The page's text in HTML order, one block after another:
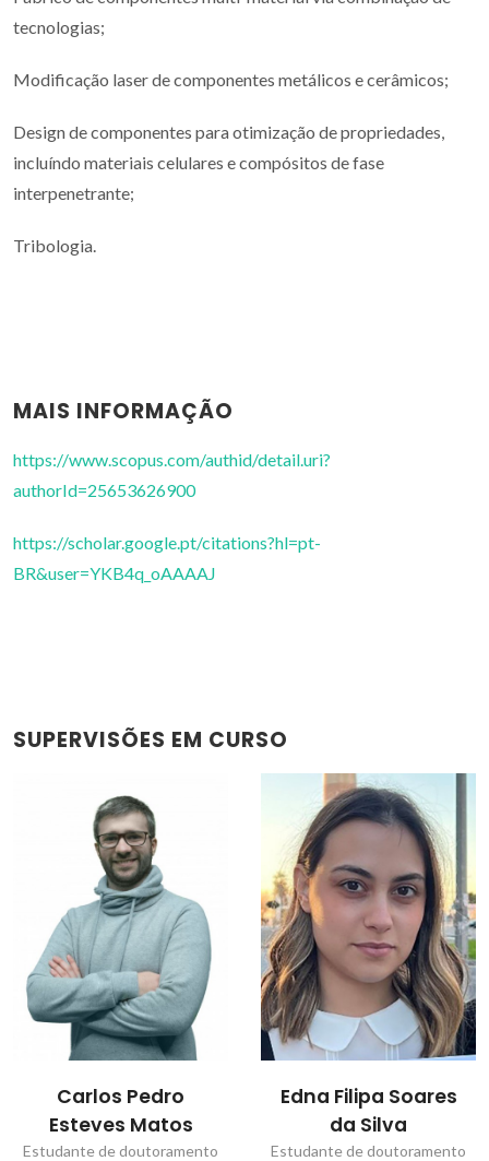
tecnologias;
Modificação laser de componentes metálicos e cerâmicos;
Design de componentes para otimização de propriedades,
incluíndo materiais celulares e compósitos de fase
interpenetrante;
Tribologia.
MAIS INFORMAÇÃO
https://www.scopus.com/authid/detail.uri?
authorId=25653626900
https://scholar.google.pt/citations?hl=pt-
BR&user=YKB4q_oAAAAJ
SUPERVISÕES EM CURSO
Carlos Pedro
Esteves Matos
Estudante de doutoramento
Edna Filipa Soares
da Silva
Estudante de doutoramento